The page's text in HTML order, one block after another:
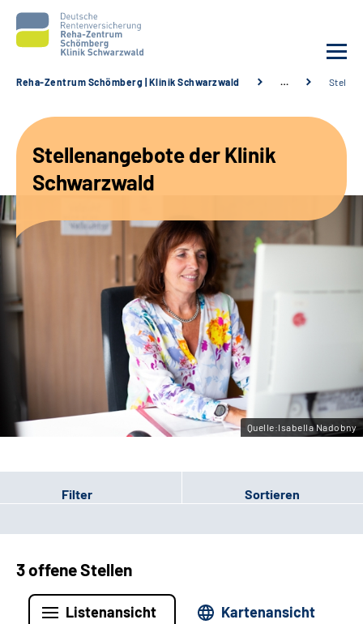
Unsere Angebote
Karriere
Sozialdienste & Zuweisende
Leichte Sprache
Gebärdensprache
Reha-Zentrum Schömberg | Klinik Schwarzwald …
Stellenangebote der Klinik
Schwarzwald
Quelle:Isabella Nadobny
Filter Sortieren
3 offene Stellen
Listenansicht Kartenansicht